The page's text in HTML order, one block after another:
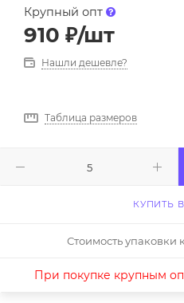
Крупный опт
910 ₽/шт
Нашли дешевле?
Таблица размеров
КУПИТЬ
Стоимость упаковки
При покупке крупным